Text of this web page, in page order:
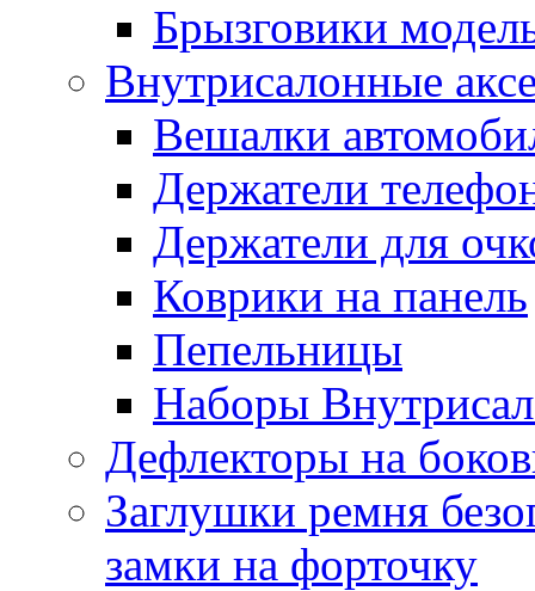
Брызговики
Внутрисалонные
Вешалки
Держатели
Держатели для
Коврики на панель
Пепельницы
Наборы
Дефлекторы на
Заглушки ремня
замки на форточку